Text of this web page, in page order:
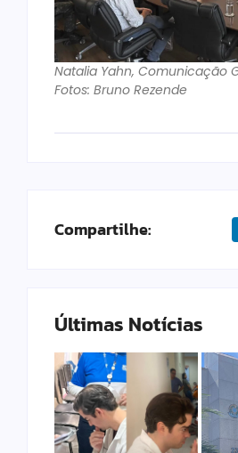
Natalia Yahn, Comunicação
Fotos: Bruno Rezende
Compartilhe:
Últimas Notícias